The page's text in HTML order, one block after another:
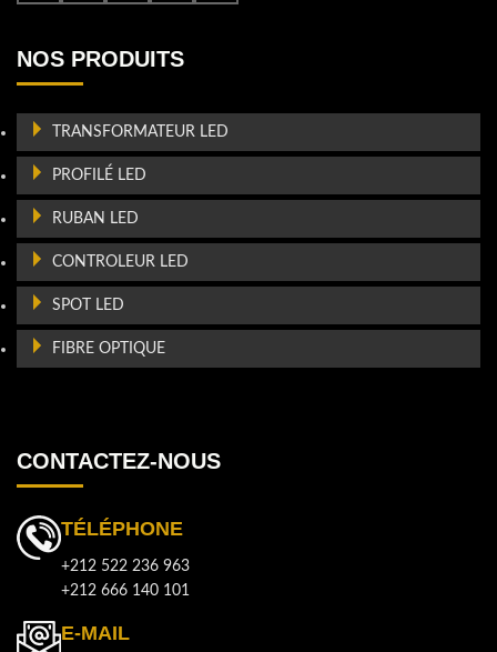
NOS PRODUITS
TRANSFORMATEUR LED
PROFILÉ LED
RUBAN LED
CONTROLEUR LED
SPOT LED
FIBRE OPTIQUE
CONTACTEZ-NOUS
TÉLÉPHONE
+212 522 236 963
+212 666 140 101
E-MAIL